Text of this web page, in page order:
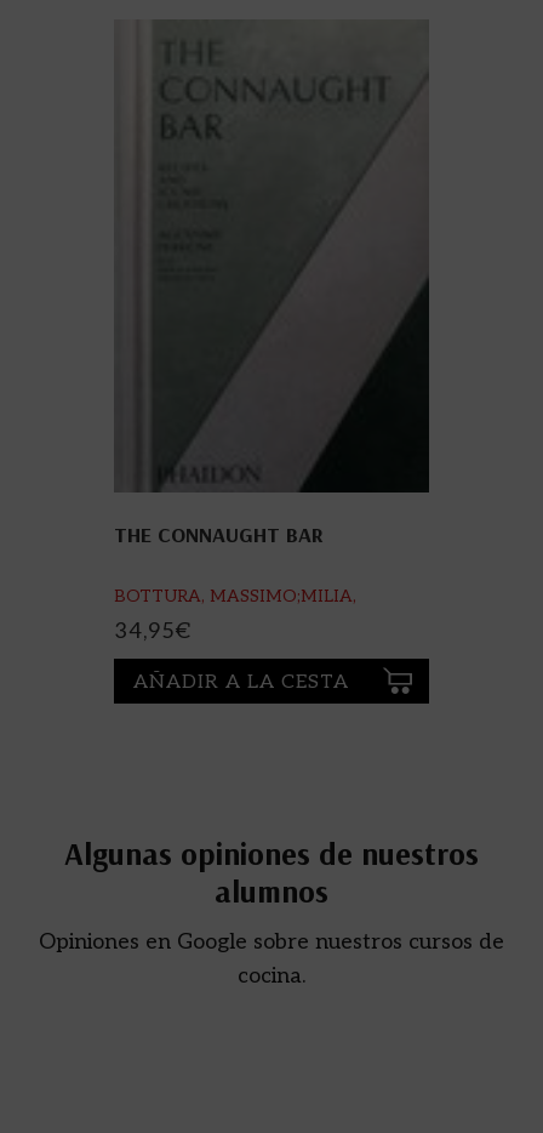
THE CONNAUGHT BAR
BOTTURA, MASSIMO;MILIA,
MAURA;MILLER,
34,95€
AÑADIR A LA CESTA
Algunas opiniones de nuestros
alumnos
Opiniones en Google sobre nuestros cursos de
cocina.